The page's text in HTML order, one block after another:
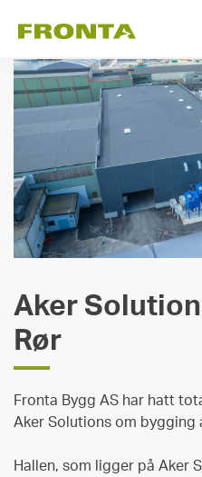
Aker
Rør
Fronta Bygg AS har hatt
Aker Solutions om bygging
Hallen, som ligger på Aker